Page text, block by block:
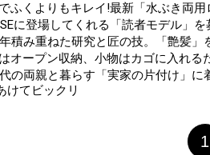
ふくよりもキレイ!最新「水ぶき両用
に登場してくれる「読者モデル」
積み重ねた研究と匠の技。「艶髪」
オープン収納、小物はカゴに入れる
の両親と暮らす「実家の片付け」に
けてビックリ
1